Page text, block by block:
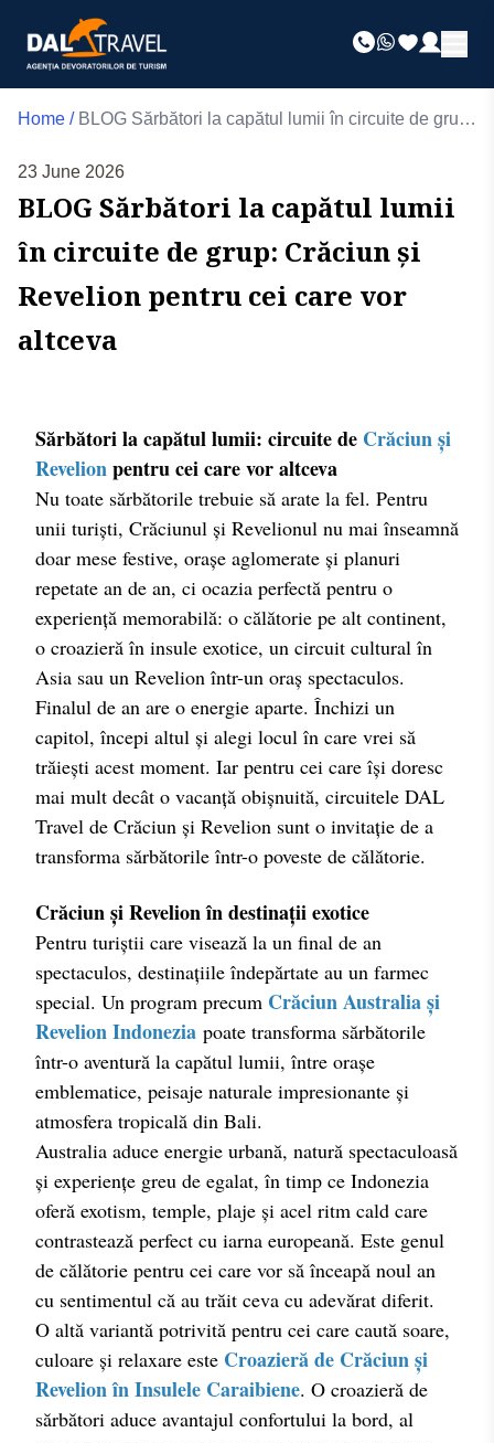
Home / BLOG Sărbători la capătul lumii în circuite de grup:
23 June 2026
BLOG Sărbători la capătul lumii
în circuite de grup: Crăciun și
Revelion pentru cei care vor
altceva
Sărbători la capătul lumii: circuite de Crăciun și
Revelionpentru cei care vor altceva
Nu toate sărbătorile trebuie să arate la fel. Pentru
unii turiști, Crăciunul și Revelionul nu mai înseamnă
doar mese festive, orașe aglomerate și planuri
repetate an de an, ci ocazia perfectă pentru o
experiență memorabilă: o călătorie pe alt continent,
o croazieră în insule exotice, un circuit cultural în
Asia sau un Revelion într-un oraș spectaculos.
Finalul de an are o energie aparte. Închizi un
capitol, începi altul și alegi locul în care vrei să
trăiești acest moment. Iar pentru cei care își doresc
mai mult decât o vacanță obișnuită, circuitele DAL
Travel de Crăciun și Revelion sunt o invitație de a
transforma sărbătorile într-o poveste de călătorie.
Crăciun și Revelion în destinații exotice
Pentru turiștii care visează la un final de an
spectaculos, destinațiile îndepărtate au un farmec
special. Un program precum Crăciun Australia și
Revelion Indonezia poate transforma sărbătorile
într-o aventură la capătul lumii, între orașe
emblematice, peisaje naturale impresionante și
atmosfera tropicală din Bali.
Australia aduce energie urbană, natură spectaculoasă
și experiențe greu de egalat, în timp ce Indonezia
oferă exotism, temple, plaje și acel ritm cald care
contrastează perfect cu iarna europeană. Este genul
de călătorie pentru cei care vor să înceapă noul an
cu sentimentul că au trăit ceva cu adevărat diferit.
O altă variantă potrivită pentru cei care caută soare,
culoare și relaxare este Croazieră de Crăciun și
Revelion în Insulele Caraibiene. O croazieră de
sărbători aduce avantajul confortului la bord, al